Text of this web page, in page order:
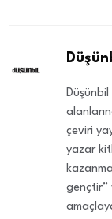
çeviri
yazar
gençtir”